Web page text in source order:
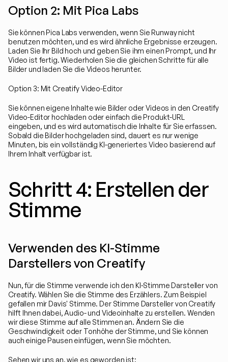
Option 2: Mit Pica Labs
Sie können Pica Labs verwenden, wenn Sie Runway nicht
benutzen möchten, und es wird ähnliche Ergebnisse erzeugen.
Laden Sie Ihr Bild hoch und geben Sie ihm einen Prompt, und Ihr
Video ist fertig. Wiederholen Sie die gleichen Schritte für alle
Bilder und laden Sie die Videos herunter.
Option 3: Mit Creatify Video-Editor
Sie können eigene Inhalte wie Bilder oder Videos in den Creatify
Video-Editor hochladen oder einfach die Produkt-URL
eingeben, und es wird automatisch die Inhalte für Sie erfassen.
Sobald die Bilder hochgeladen sind, dauert es nur wenige
Minuten, bis ein vollständig KI-generiertes Video basierend auf
Ihrem Inhalt verfügbar ist.
Schritt 4: Erstellen der
Stimme
Verwenden des KI-Stimme
Darstellers von Creatify
Nun, für die Stimme verwende ich den KI-Stimme Darsteller von
Creatify. Wählen Sie die Stimme des Erzählers. Zum Beispiel
gefallen mir Davis' Stimme. Der Stimme Darsteller von Creatify
hilft Ihnen dabei, Audio- und Videoinhalte zu erstellen. Wenden
wir diese Stimme auf alle Stimmen an. Ändern Sie die
Geschwindigkeit oder Tonhöhe der Stimme, und Sie können
auch einige Pausen einfügen, wenn Sie möchten.
Sehen wir uns an, wie es geworden ist: